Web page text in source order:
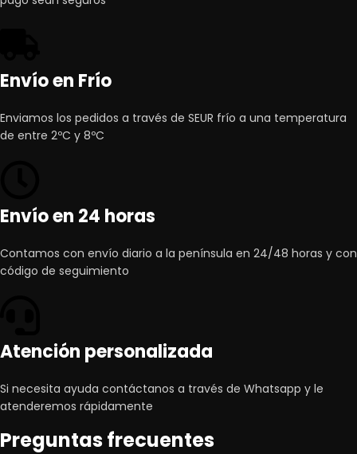
Envío en Frío
Enviamos los pedidos a través de SEUR frío a una temperatura
de entre 2ºC y 8ºC
Envío en 24 horas
Contamos con envío diario a la península en 24/48 horas y con
código de seguimiento
Atención personalizada
Si necesita ayuda contáctanos a través de Whatsapp y le
atenderemos rápidamente
Preguntas frecuentes